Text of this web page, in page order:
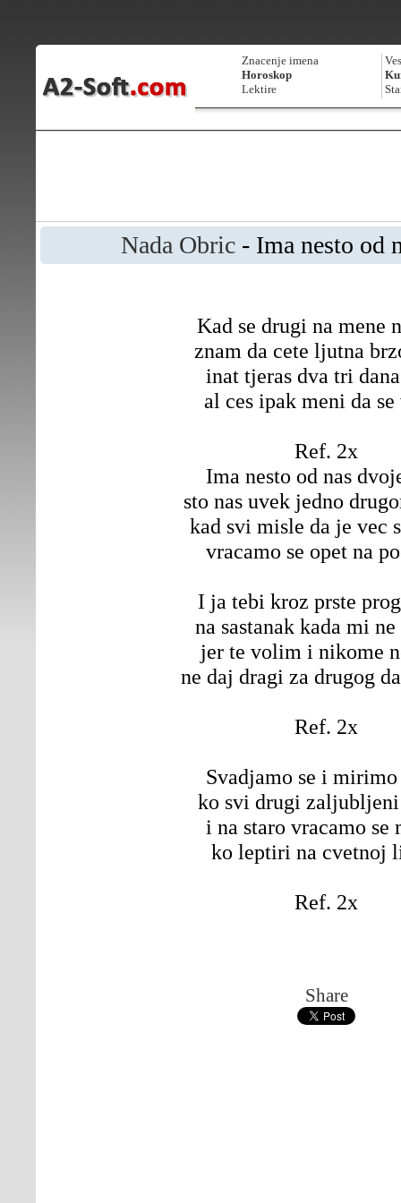
Znacenje imena
Horoskop
Lektire
Nada Obric - Ima nesto od
Kad se drugi na mene
znam da cete ljutna
inat tjeras dva tri
al ces ipak meni da
Ref. 2x
Ima nesto od nas
sto nas uvek jedno
kad svi misle da je vec
vracamo se opet na
I ja tebi kroz prste
na sastanak kada mi
jer te volim i nikome
ne daj dragi za drugog
Ref. 2x
Svadjamo se i mirimo
ko svi drugi
i na staro vracamo se
ko leptiri na cvetnoj
Ref. 2x
Share